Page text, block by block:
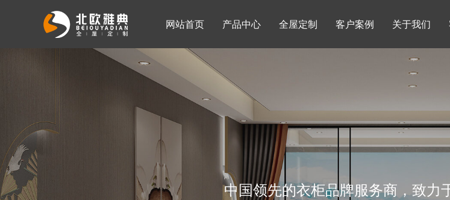
网站首页 产品中心 全屋定制 客户案例
书柜系列
关于我们
中国领先的衣柜品牌服务商，致力